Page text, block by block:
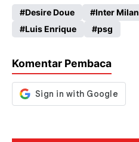
b
o
k
ts
A
p
gr
a
se
n
er
Desire Doue Inter Milan
Luis Enrique
psg
Komentar Pembaca